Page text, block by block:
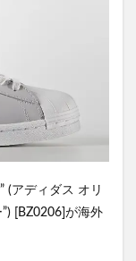
(アディダス オリ
[BZ0206]が海外